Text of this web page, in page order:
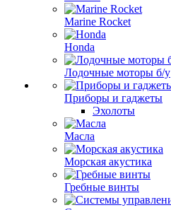
Marine Rocket
Honda
Лодочные моторы б/у
Приборы и гаджеты
Эхолоты
Масла
Морская акустика
Гребные винты